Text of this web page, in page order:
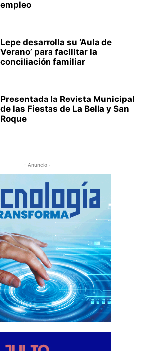
empleo
Lepe desarrolla su ‘Aula de
Verano’ para facilitar la
conciliación familiar
Presentada la Revista Municipal
de las Fiestas de La Bella y San
Roque
- Anuncio -